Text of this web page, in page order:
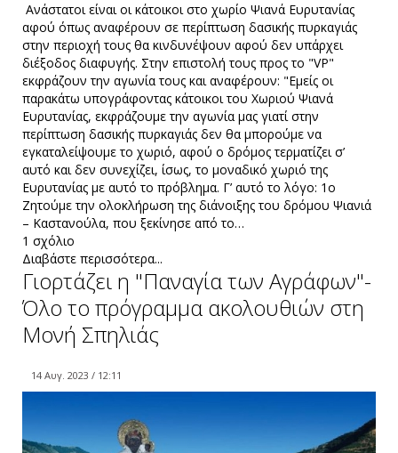
Ανάστατοι είναι οι κάτοικοι στο χωρίο Ψιανά Ευρυτανίας
αφού όπως αναφέρουν σε περίπτωση δασικής πυρκαγιάς
στην περιοχή τους θα κινδυνέψουν αφού δεν υπάρχει
διέξοδος διαφυγής. Στην επιστολή τους προς το "VP"
εκφράζουν την αγωνία τους και αναφέρουν: "Εμείς οι
παρακάτω υπογράφοντας κάτοικοι του Χωριού Ψιανά
Ευρυτανίας, εκφράζουμε την αγωνία μας γιατί στην
περίπτωση δασικής πυρκαγιάς δεν θα μπορούμε να
εγκαταλείψουμε το χωριό, αφού ο δρόμος τερματίζει σ’
αυτό και δεν συνεχίζει, ίσως, το μοναδικό χωριό της
Ευρυτανίας με αυτό το πρόβλημα. Γ’ αυτό το λόγο: 1ο
Ζητούμε την ολοκλήρωση της διάνοιξης του δρόμου Ψιανιά
– Καστανούλα, που ξεκίνησε από το…
1 σχόλιο
Διαβάστε περισσότερα...
Γιορτάζει η "Παναγία των Αγράφων"-
Όλο το πρόγραμμα ακολουθιών στη
Μονή Σπηλιάς
14 Αυγ. 2023 / 12:11